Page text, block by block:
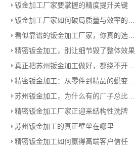
钣金加工厂家要掌握的精度提升关键
钣金加工厂家如何破局质量与效率的困局
看似靠谱的钣金加工厂家，你真的选对了吗？
精密钣金加工，别让细节毁了整体效果
真正把苏州钣金加工做好，都绕不开这件事
精密钣金加工：从零件到精品的蜕变之路
苏州钣金加工，为什么有的厂子总比别的强
精密钣金加工厂家正迎来结构性洗牌
苏州钣金加工的真正壁垒在哪里
精密钣金加工如何赢得高端客户信任